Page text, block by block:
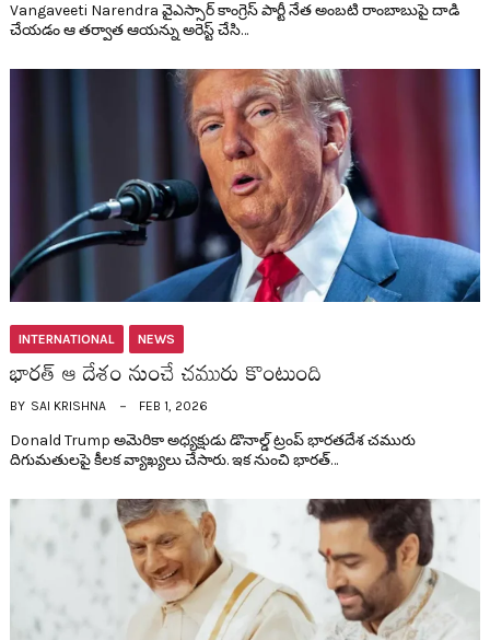
Vangaveeti Narendra వైఎస్సార్ కాంగ్రెస్ పార్టీ నేత అంబ‌టి రాంబాబుపై దాడి
చేయడం ఆ త‌ర్వాత ఆయ‌న్ను అరెస్ట్ చేసి…
INTERNATIONAL NEWS
భార‌త్ ఆ దేశం నుంచే చ‌మురు కొంటుంది
BY SAI KRISHNA FEB 1, 2026
Donald Trump అమెరికా అధ్య‌క్షుడు డొనాల్డ్ ట్రంప్ భార‌త‌దేశ చ‌మురు
దిగుమతుల‌పై కీల‌క వ్యాఖ్య‌లు చేసారు. ఇక నుంచి భార‌త్…